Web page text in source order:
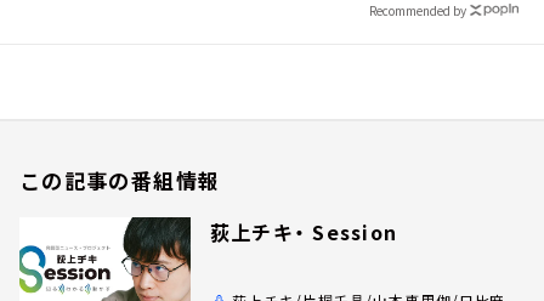
Recommended by
この記事の番組情報
荻上チキ・ Session